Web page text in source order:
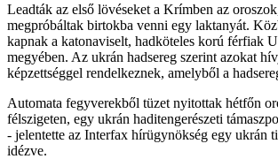
Leadták az első lövéseket a Krímben az
megpróbáltak birtokba venni egy laktanyát.
kapnak a katonaviselt, hadköteles korú férfiak
megyében. Az ukrán hadsereg szerint azokat
képzettséggel rendelkeznek, amelyből a
Automata fegyverekből tüzet nyitottak hétfőn
félszigeten, egy ukrán haditengerészeti
- jelentette az Interfax hírügynökség egy ukrán
idézve.